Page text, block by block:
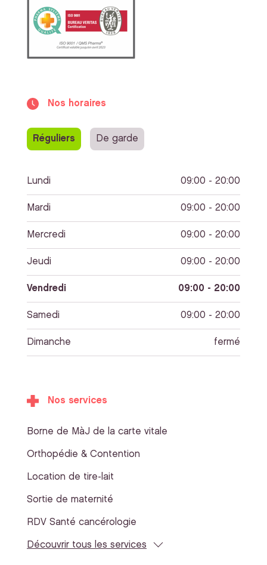
Nos horaires
Réguliers De garde
Lundi 09:00 - 20:00
Mardi 09:00 - 20:00
Mercredi 09:00 - 20:00
Jeudi 09:00 - 20:00
Vendredi 09:00 - 20:00
Samedi 09:00 - 20:00
Dimanche fermé
Nos services
Borne de MàJ de la carte vitale
Orthopédie & Contention
Location de tire-lait
Sortie de maternité
RDV Santé cancérologie
Découvrir tous les services